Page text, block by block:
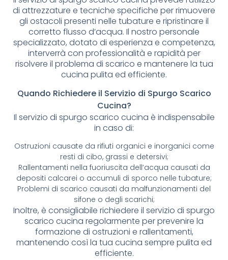
di attrezzature e tecniche specifiche per rimuovere
gli ostacoli presenti nelle tubature e ripristinare il
corretto flusso d’acqua. Il nostro personale
specializzato, dotato di esperienza e competenza,
interverrà con professionalità e rapidità per
risolvere il problema di scarico e mantenere la tua
cucina pulita ed efficiente.
Quando Richiedere il Servizio di Spurgo Scarico
Cucina?
Il servizio di spurgo scarico cucina è indispensabile
in caso di:
Ostruzioni causate da rifiuti organici e inorganici come
resti di cibo, grassi e detersivi;
Rallentamenti nella fuoriuscita dell’acqua causati da
depositi calcarei o accumuli di sporco nelle tubature;
Problemi di scarico causati da malfunzionamenti del
sifone o degli scarichi;
Inoltre, è consigliabile richiedere il servizio di spurgo
scarico cucina regolarmente per prevenire la
formazione di ostruzioni e rallentamenti,
mantenendo così la tua cucina sempre pulita ed
efficiente.